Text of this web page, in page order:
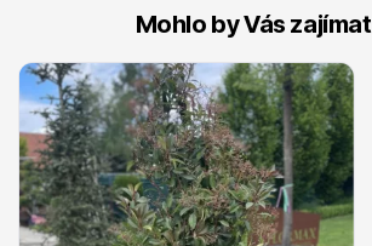
Ovocné stromy
Mohlo by Vás zajímat